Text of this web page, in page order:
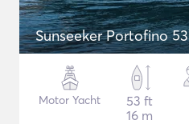
Sunseeker Portofino 53
Motor Yacht
53 ft
16 m